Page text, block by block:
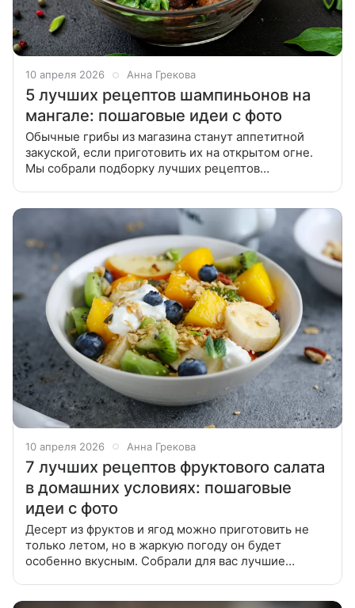
10 апреля 2026 Анна Грекова
5 лучших рецептов шампиньонов на
мангале: пошаговые идеи с фото
Обычные грибы из магазина станут аппетитной
закуской, если приготовить их на открытом огне.
Мы собрали подборку лучших рецептов
10 апреля 2026 Анна Грекова
7 лучших рецептов фруктового салата
в домашних условиях: пошаговые
идеи с фото
Десерт из фруктов и ягод можно приготовить не
только летом, но в жаркую погоду он будет
особенно вкусным. Собрали для вас лучшие